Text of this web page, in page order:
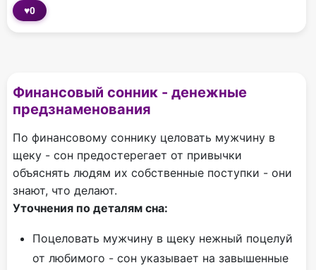
♥0
Финансовый сонник - денежные
предзнаменования
По финансовому соннику целовать мужчину в
щеку - сон предостерегает от привычки
объяснять людям их собственные поступки - они
знают, что делают.
Уточнения по деталям сна:
Поцеловать мужчину в щеку нежный поцелуй
от любимого - сон указывает на завышенные